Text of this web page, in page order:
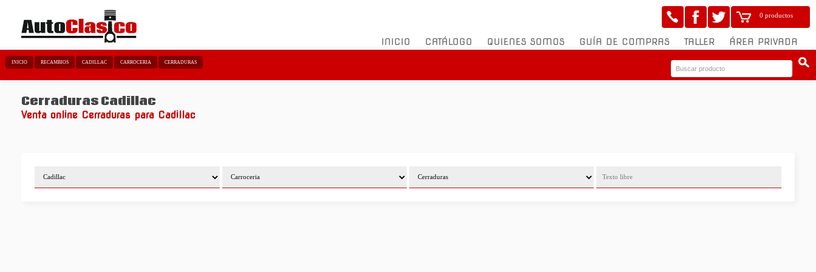
0 productos
INICIO CATÁLOGO QUIENES SOMOS GUÍA DE COMPRAS TALLER ÁREA PRIVADA
INICIO RECAMBIOS CADILLAC CARROCERIA CERRADURAS
Cerraduras Cadillac
Venta online Cerraduras para Cadillac